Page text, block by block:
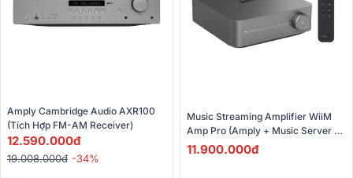
Amply Cambridge Audio AXR100
(Tích Hợp FM-AM Receiver)
12.590.000đ
19.008.000đ -34%
Music Streaming Amplifier WiiM
Amp Pro (Amply + Music Server +
DAC)
11.900.000đ